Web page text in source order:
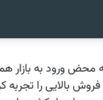
محض ورود به بازار
بالایی را تجربه